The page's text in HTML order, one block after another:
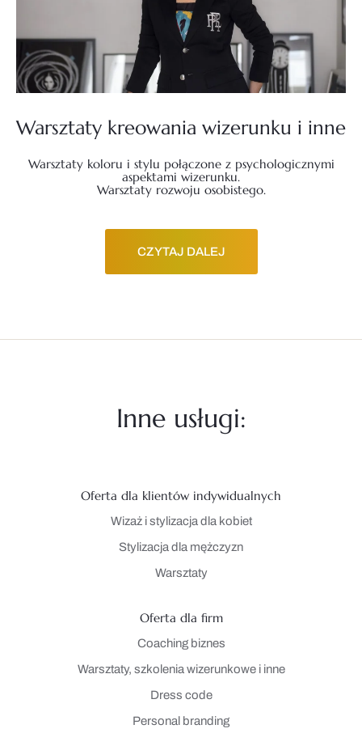
Warsztaty kreowania wizerunku i inne
Warsztaty koloru i stylu połączone z psychologicznymi
aspektami wizerunku.
Warsztaty rozwoju osobistego.
CZYTAJ DALEJ
Inne usługi:
Oferta dla klientów indywidualnych
Wizaż i stylizacja dla kobiet
Stylizacja dla mężczyzn
Warsztaty
Oferta dla firm
Coaching biznes
Warsztaty, szkolenia wizerunkowe i inne
Dress code
Personal branding